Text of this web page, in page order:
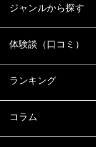
ジャンルから探す
体験談（口コミ）
ランキング
コラム